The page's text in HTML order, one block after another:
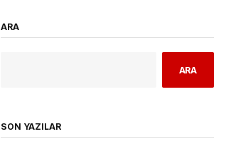
ARA
ARA
SON YAZILAR